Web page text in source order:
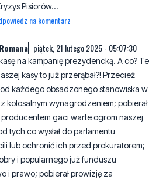
piątek, 21 lutego 2025 - 05:07:30
na kampanię prezydencką. A co? Te
każdego obsadzonego stanowiska w
kolosalnym wynagrodzeniem; pobierał
gaci warte ogrom naszej
tych co wysłał do parlamentu
lub ochronić ich przed prokuratorem;
i popularnego już funduszu
i prawo; pobierał prowizję za
ma?!!
Odpowiedz na komentarz